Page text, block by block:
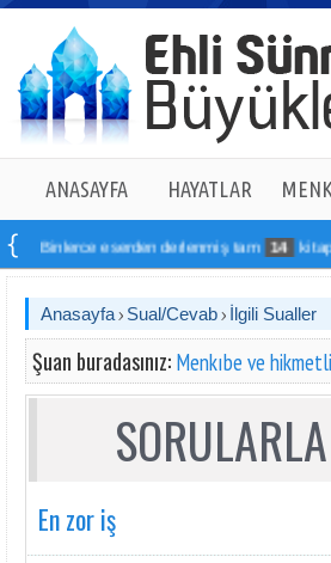
ANASAYFA HAYATLAR
Binlerce eserden derlenmiş tam 14 kitaptan
Anasayfa Sual/Cevab İlgili Sualler
Şuan buradasınız: Menkıbe ve
En zor iş